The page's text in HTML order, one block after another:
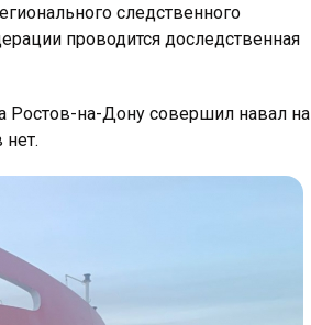
следственного
проводится доследственная
Ростов-на-Дону совершил навал на